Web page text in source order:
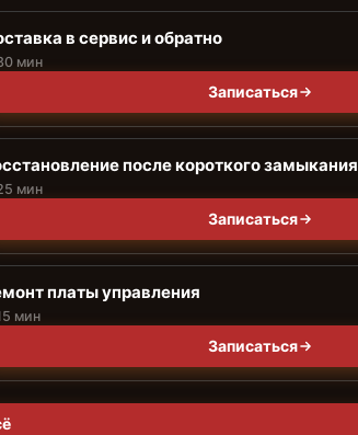
в сервис и обратно
мин
Записаться
после короткого замыкания
мин
Записаться
платы управления
мин
Записаться